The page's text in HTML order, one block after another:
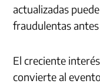
actualizadas
fraudulentas
El creciente
convierte al